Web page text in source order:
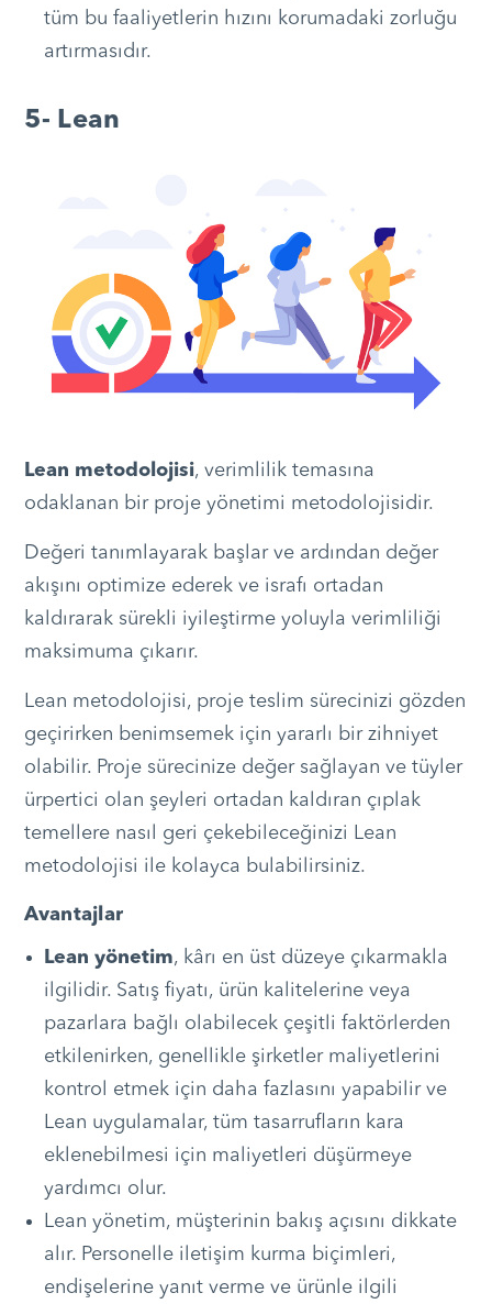
tüm bu faaliyetlerin hızını korumadaki zorluğu
artırmasıdır.
5- Lean
Lean metodolojisi, verimlilik temasına
odaklanan bir proje yönetimi metodolojisidir.
Değeri tanımlayarak başlar ve ardından değer
akışını optimize ederek ve israfı ortadan
kaldırarak sürekli iyileştirme yoluyla verimliliği
maksimuma çıkarır.
Lean metodolojisi, proje teslim sürecinizi gözden
geçirirken benimsemek için yararlı bir zihniyet
olabilir. Proje sürecinize değer sağlayan ve tüyler
ürpertici olan şeyleri ortadan kaldıran çıplak
temellere nasıl geri çekebileceğinizi Lean
metodolojisi ile kolayca bulabilirsiniz.
Avantajlar
Lean yönetim, kârı en üst düzeye çıkarmakla
ilgilidir. Satış fiyatı, ürün kalitelerine veya
pazarlara bağlı olabilecek çeşitli faktörlerden
etkilenirken, genellikle şirketler maliyetlerini
kontrol etmek için daha fazlasını yapabilir ve
Lean uygulamalar, tüm tasarrufların kara
eklenebilmesi için maliyetleri düşürmeye
yardımcı olur.
Lean yönetim, müşterinin bakış açısını dikkate
alır. Personelle iletişim kurma biçimleri,
endişelerine yanıt verme ve ürünle ilgili